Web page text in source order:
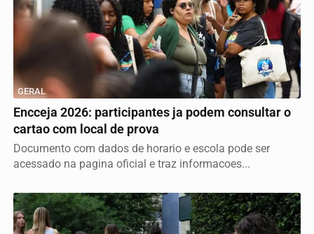
GERAL
Encceja 2026: participantes ja podem consultar o
cartao com local de prova
Documento com dados de horario e escola pode ser
acessado na pagina oficial e traz informacoes...